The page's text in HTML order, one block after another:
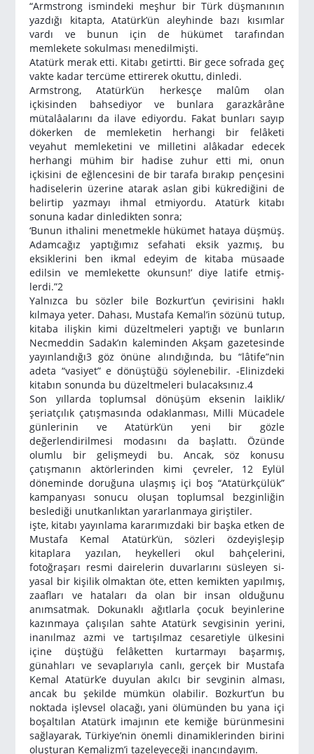
“Armstrong ismindeki meşhur bir Türk düşmanının
yazdığı ki­tapta, Atatürk’ün aleyhinde bazı kısımlar
vardı ve bunun için de hü­kümet tarafından
memlekete sokulması menedilmişti.
Atatürk merak etti. Kitabı getirtti. Bir gece sofrada geç
vakte ka­dar tercüme ettirerek okuttu, dinledi.
Armstrong, Atatürk’ün herkesçe malûm olan
içkisinden bahsedi­yor ve bunlara garazkârâne
mütalâalarını da ilave ediyordu. Fakat bunları sayıp
dökerken de memleketin herhangi bir felâketi
veyahut memleketini ve milletini alâkadar edecek
herhangi mühim bir hadise zuhur etti mi, onun
içkisini de eğlencesini de bir tarafa bırakıp pen­çesini
hadiselerin üzerine atarak aslan gibi kükrediğini de
belirtip yazmayı ihmal etmiyordu. Atatürk kitabı
sonuna kadar dinledikten sonra;
‘Bunun ithalini menetmekle hükümet hataya düşmüş.
Adamca­ğız yaptığımız sefahati eksik yazmış, bu
eksiklerini ben ikmal edeyim de kitaba müsaade
edilsin ve memlekette okunsun!’ diye latife etmiş­
lerdi.”2
Yalnızca bu sözler bile Bozkurt’un çevirisini haklı
kılmaya yeter. Dahası, Mustafa Kemal’in sözünü tutup,
kitaba ilişkin kimi düzeltme­leri yaptığı ve bunların
Necmeddin Sadak’ın kaleminden Akşam ga­zetesinde
yayınlandığı3 göz önüne alındığında, bu “lâtife”nin
adeta “vasiyet” e dönüştüğü söylenebilir. -Elinizdeki
kitabın sonunda bu düzeltmeleri bulacaksınız.4
Son yıllarda toplumsal dönüşüm eksenin laiklik/
şeriatçılık çatış­masında odaklanması, Milli Mücadele
günlerinin ve Atatürk’ün yeni bir gözle
değerlendirilmesi modasını da başlattı. Özünde
olumlu bir gelişmeydi bu. Ancak, söz konusu
çatışmanın aktörlerinden kimi çevreler, 12 Eylül
döneminde doruğuna ulaşmış içi boş “Atatürkçü­lük”
kampanyası sonucu oluşan toplumsal bezginliğin
beslediği unutkanlıktan yararlanmaya giriştiler.
işte, kitabı yayınlama kararımızdaki bir başka etken de
Mustafa Kemal Atatürk’ün, sözleri özdeyişleşip
kitaplara yazılan, heykelleri okul bahçelerini,
fotoğraşarı resmi dairelerin duvarlarını süsleyen si­
yasal bir kişilik olmaktan öte, etten kemikten yapılmış,
zaafları ve ha­taları da olan bir insan olduğunu
anımsatmak. Dokunaklı ağıtlarla çocuk beyinlerine
kazınmaya çalışılan sahte Atatürk sevgisinin yeri­ni,
inanılmaz azmi ve tartışılmaz cesaretiyle ülkesini
içine düştüğü felâketten kurtarmayı başarmış,
günahları ve sevaplarıyla canlı, ger­çek bir Mustafa
Kemal Atatürk’e duyulan akılcı bir sevginin alması,
ancak bu şekilde mümkün olabilir. Bozkurt’un bu
noktada işlevsel olacağı, yani ölümünden bu yana içi
boşaltılan Atatürk imajının ete kemiğe bürünmesini
sağlayarak, Türkiye’nin önemli dinamiklerinden birini
oluşturan Kemalizm’i tazeleyeceği inancındayım.